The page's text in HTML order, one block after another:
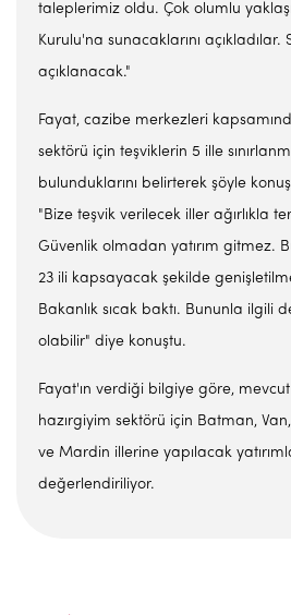
taleplerimiz oldu. Çok olumlu
Kurulu'na sunacaklarını açıkladılar.
açıklanacak."
Fayat, cazibe merkezleri
sektörü için teşviklerin 5 ille
bulunduklarını belirterek şöyle
"Bize teşvik verilecek iller ağırlıkla
Güvenlik olmadan yatırım gitmez.
23 ili kapsayacak şekilde
Bakanlık sıcak baktı. Bununla ilgili
olabilir" diye konuştu.
Fayat'ın verdiği bilgiye göre,
hazırgiyim sektörü için Batman,
ve Mardin illerine yapılacak
değerlendiriliyor.